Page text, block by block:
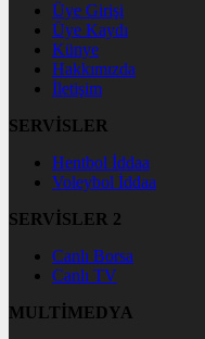
Üye Girişi
Üye Kaydı
Künye
Hakkımızda
İletişim
SERVİSLER
Hentbol İddaa
Voleybol İddaa
SERVİSLER 2
Canlı Borsa
Canlı TV
MULTİMEDYA